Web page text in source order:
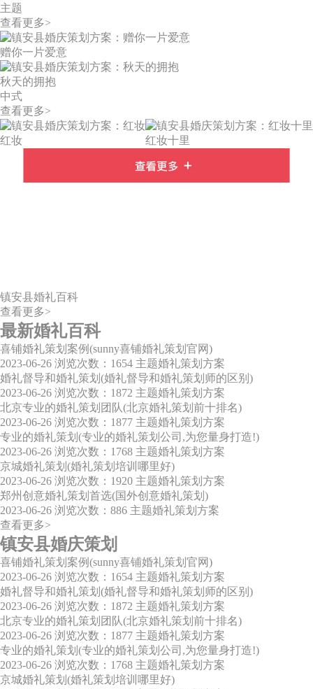
主题
查看更多>
赠你一片爱意
秋天的拥抱
中式
查看更多>
红妆 红妆十里
镇安县婚礼百科
查看更多>
最新婚礼百科
喜铺婚礼策划案例(sunny喜铺婚礼策划官网)
2023-06-26 浏览次数：1654 主题婚礼策划方案
婚礼督导和婚礼策划(婚礼督导和婚礼策划师的区别)
2023-06-26 浏览次数：1872 主题婚礼策划方案
北京专业的婚礼策划团队(北京婚礼策划前十排名)
2023-06-26 浏览次数：1877 主题婚礼策划方案
专业的婚礼策划(专业的婚礼策划公司,为您量身打造!)
2023-06-26 浏览次数：1768 主题婚礼策划方案
京城婚礼策划(婚礼策划培训哪里好)
2023-06-26 浏览次数：1920 主题婚礼策划方案
郑州创意婚礼策划首选(国外创意婚礼策划)
2023-06-26 浏览次数：886 主题婚礼策划方案
查看更多>
镇安县婚庆策划
喜铺婚礼策划案例(sunny喜铺婚礼策划官网)
2023-06-26 浏览次数：1654 主题婚礼策划方案
婚礼督导和婚礼策划(婚礼督导和婚礼策划师的区别)
2023-06-26 浏览次数：1872 主题婚礼策划方案
北京专业的婚礼策划团队(北京婚礼策划前十排名)
2023-06-26 浏览次数：1877 主题婚礼策划方案
专业的婚礼策划(专业的婚礼策划公司,为您量身打造!)
2023-06-26 浏览次数：1768 主题婚礼策划方案
京城婚礼策划(婚礼策划培训哪里好)